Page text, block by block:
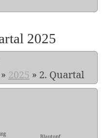
2025
» 2025 » 2. Quartal
Blautopf